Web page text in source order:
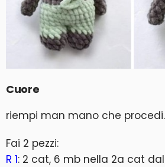
Cuore
riempi man mano che procedi.
Fai 2 pezzi:
R 1: 2 cat, 6 mb nella 2a cat